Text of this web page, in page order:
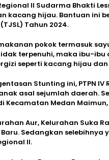
II Sudarma Bhakti
kacang hijau. Bantuan ini
Tahun 2024.
pokok termasuk
terpenuhi, maka ibu-
seperti kacang hijau dan
Stunting ini, PTPN
asal sejumlah daerah.
Kecamatan Medan
Aur, Kelurahan Suka
Sedangkan selebihnya
II.